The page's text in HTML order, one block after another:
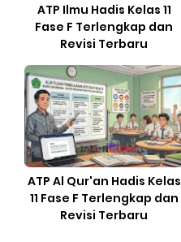
ATP Ilmu Hadis Kelas 11
Fase F Terlengkap dan
Revisi Terbaru
ATP Al Qur'an Hadis Kelas
11 Fase F Terlengkap dan
Revisi Terbaru